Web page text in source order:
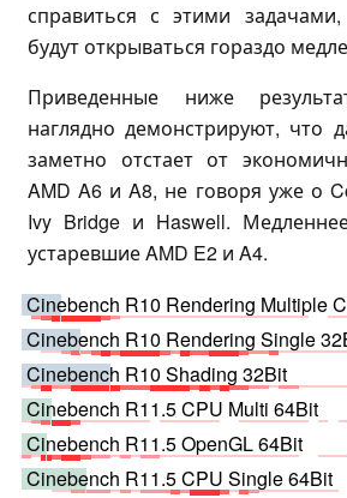
справиться с этими
будут открываться гораздо
Приведенные ниже
наглядно демонстрируют, что
заметно отстает от
AMD A6 и A8, не говоря уже о
Ivy Bridge и Haswell.
устаревшие AMD E2 и A4.
Cinebench R10 Rendering Multiple
Cinebench R10 Rendering Single
Cinebench R10 Shading 32Bit
Cinebench R11.5 CPU Multi 64Bit
Cinebench R11.5 OpenGL 64Bit
Cinebench R11.5 CPU Single 64Bit